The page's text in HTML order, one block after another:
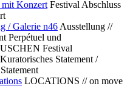
mit Konzert Festival Abschluss
/ Galerie n46 Ausstellung //
Perpétuel und
Festival
Kuratorisches Statement /
LOCATIONS // on move